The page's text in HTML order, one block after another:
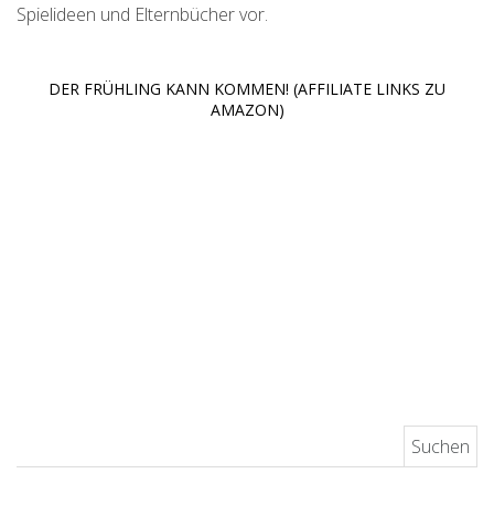
Spielideen und Elternbücher vor.
DER FRÜHLING KANN KOMMEN! (AFFILIATE LINKS ZU
AMAZON)